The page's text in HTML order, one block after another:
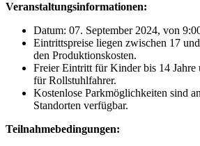
Veranstaltungsinformationen:
Datum: 07. September 2024, von
Eintrittspreise liegen zwischen 17
den Produktionskosten.
Freier Eintritt für Kinder bis 14 Jahre
für Rollstuhlfahrer.
Kostenlose Parkmöglichkeiten sind
Standorten verfügbar.
Teilnahmebedingungen: